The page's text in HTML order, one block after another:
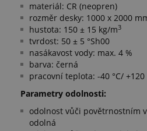
materiál: CR (neopren)
rozměr desky: 1000 x 2000
hustota: 150 ± 15 kg/m3
tvrdost: 50 ± 5 °Sh00
nasákavost vody: max. 4 %
barva: černá
pracovní teplota: -40 °C/ +120
Parametry odolnosti:
odolnost vůči povětrnostním
odolná